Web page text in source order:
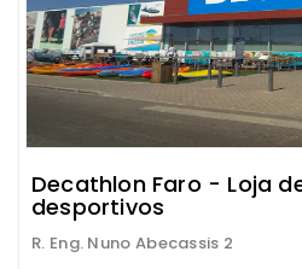
Decathlon Faro - Loja
desportivos
R. Eng. Nuno Abecassis 2